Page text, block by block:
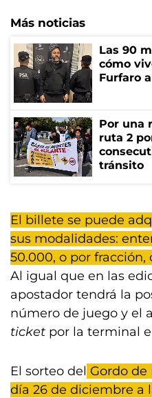
Más noticias
Las 90
cómo
Furfaro
Por una
ruta 2
tránsito
El billete se puede
sus modalidades:
50.000, o por fracción,
Al igual que en las
apostador tendrá la
número de juego y el
ticket por la terminal
El sorteo del Gordo de
día 26 de diciembre a